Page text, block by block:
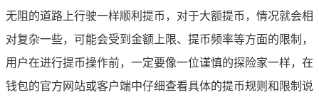
无阻的道路上行驶一样顺利提币，对于大额提币，情况就会相
对复杂一些，可能会受到金额上限、提币频率等方面的限制，
用户在进行提币操作前，一定要像一位谨慎的探险家一样，在
钱包的官方网站或客户端中仔细查看具体的提币规则和限制说